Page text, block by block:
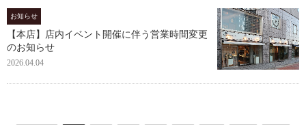
お知らせ
【本店】店内イベント開催に伴う営業時間変更
のお知らせ
2026.04.04